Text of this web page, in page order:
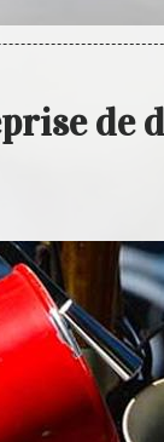
de